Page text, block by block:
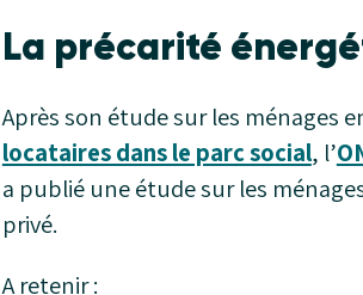
La précarité
Après son étude sur les ménages
locataires dans le parc social, l’
a publié une étude sur les
privé.
A retenir :